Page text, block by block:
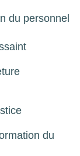
du personnel
du